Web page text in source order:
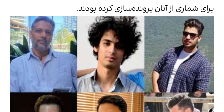
برای شماری از آنان پرونده‌سازی کرده بودند.